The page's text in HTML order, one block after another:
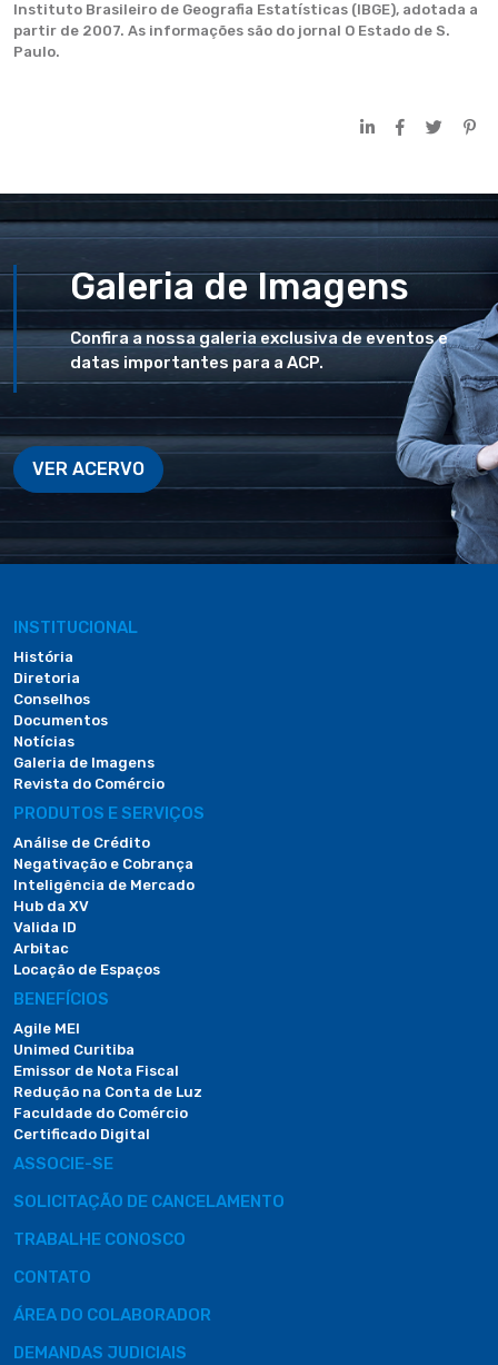
Instituto Brasileiro de Geografia Estatísticas (IBGE), adotada a
partir de 2007. As informações são do jornal O Estado de S.
Paulo.
Galeria de Imagens
Confira a nossa galeria exclusiva de eventos e
datas importantes para a ACP.
VER ACERVO
INSTITUCIONAL
História
Diretoria
Conselhos
Documentos
Notícias
Galeria de Imagens
Revista do Comércio
PRODUTOS E SERVIÇOS
Análise de Crédito
Negativação e Cobrança
Inteligência de Mercado
Hub da XV
Valida ID
Arbitac
Locação de Espaços
BENEFÍCIOS
Agile MEI
Unimed Curitiba
Emissor de Nota Fiscal
Redução na Conta de Luz
Faculdade do Comércio
Certificado Digital
ASSOCIE-SE
SOLICITAÇÃO DE CANCELAMENTO
TRABALHE CONOSCO
CONTATO
ÁREA DO COLABORADOR
DEMANDAS JUDICIAIS